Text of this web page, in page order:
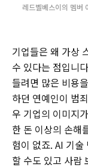
레드벨베스이의 멤버
기업들은 왜 가상
수 있다는 점입니
들려면 많은 비용
하던 연예인이 범
우 기업의 이미지
한 돈 이상의 손해
험이 없죠. AI 기
할 수도 있고 사람